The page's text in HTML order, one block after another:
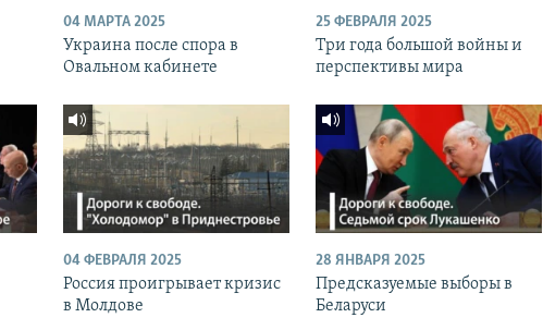
04 МАРТА 2025
Украина после спора в
Овальном кабинете
25 ФЕВРАЛЯ 2025
Три года большой войны и
перспективы мира
04 ФЕВРАЛЯ 2025
Россия проигрывает кризис
в Молдове
28 ЯНВАРЯ 2025
Предсказуемые выборы в
Беларуси